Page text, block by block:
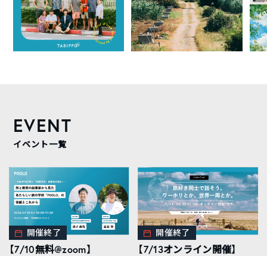
EVENT
イベント一覧
開催終了
【7/10無料@zoom】
開催終了
【7/13オンライン開催】